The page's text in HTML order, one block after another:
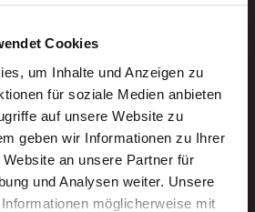
Cookies
um Inhalte und Anzeigen zu
für soziale Medien anbieten
auf unsere Website zu
geben wir Informationen zu Ihrer
an unsere Partner für
und Analysen weiter. Unsere
möglicherweise mit
per E-Mail.
Service von AWO
Jobs.
Adresse eintragen